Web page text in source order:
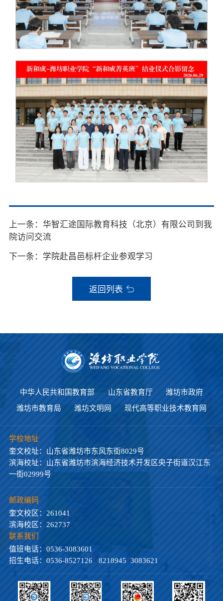
上一条：华智汇途国际教育科技（北京）有限公司到我
院访问交流
下一条：学院赴昌邑标杆企业参观学习
返回列表
中华人民共和国教育部 山东省教育厅
潍坊市政府
潍坊市教育局
潍坊文明网 现代高等职业技术教育网
学校地址
奎文校址：山东省潍坊市东风东街8029号
滨海校址：山东省潍坊市滨海经济技术开发区央子街道汉江东
一街02999号
邮政编码
奎文校区：261041
滨海校区：262737
联系我们
值班电话：0536-3083601
招生电话：0536-8527126 8218945 3083621